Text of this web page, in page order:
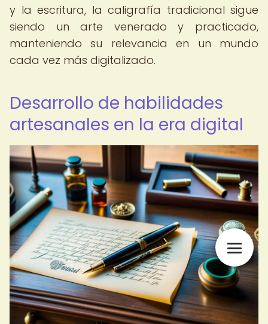
y la escritura, la caligrafía tradicional sigue
siendo un arte venerado y practicado,
manteniendo su relevancia en un mundo
cada vez más digitalizado.
Desarrollo de habilidades
artesanales en la era digital